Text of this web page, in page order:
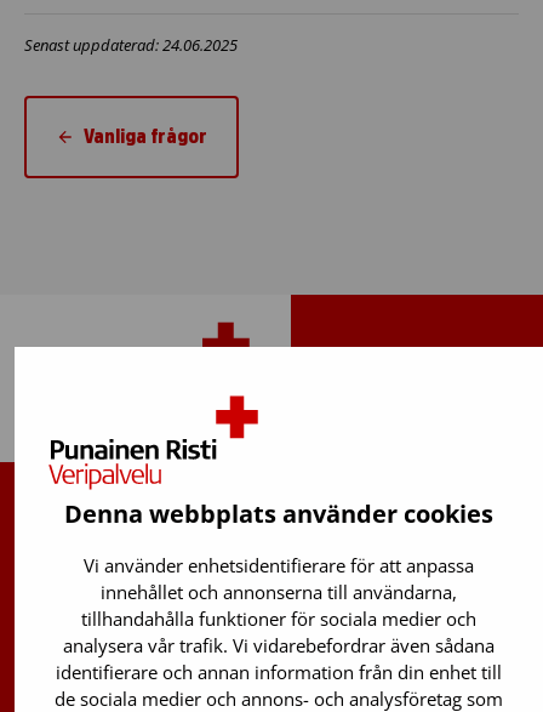
Denna webbplats använder cookies
Vi använder enhetsidentifierare för att anpassa
innehållet och annonserna till användarna,
tillhandahålla funktioner för sociala medier och
analysera vår trafik. Vi vidarebefordrar även sådana
identifierare och annan information från din enhet till
de sociala medier och annons- och analysföretag som
Senast uppdaterad: 24.06.2025
Vanliga frågor
Finlands Röda Kors Blodtjänst
Avgiftsfri infotelefon:
0800 0 5801
Stamcellsregistrets info:
029 300 1515